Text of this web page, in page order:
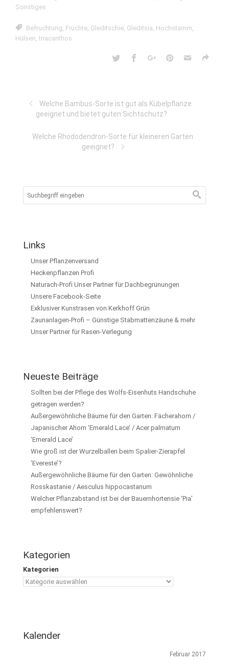
Sonstiges
Befruchtung, Früchte, Gleditschie, Gleditsia, Hochstamm,
Hülsen, triacanthos
Welche Bambus-Sorte ist gut als Kübelpflanze
geeignet und bietet guten Sichtschutz?
Welche Rhododendron-Sorte für kleineren Garten
geeignet?
Links
Unser Pflanzenversand
Heckenpflanzen Profi
Naturach-Profi Unser Partner für Dachbegrünungen
Unsere Facebook-Seite
Exklusiver Kunstrasen von Kerkhoff Grün
Zaunanlagen-Profi – Günstige Stabmattenzäune & mehr
Unser Partner für Rasen-Verlegung
Neueste Beiträge
Sollten bei der Pflege des Wolfs-Eisenhuts Handschuhe
getragen werden?
Außergewöhnliche Bäume für den Garten: Fächerahorn /
Japanischer Ahorn ‘Emerald Lace’ / Acer palmatum
‘Emerald Lace’
Wie groß ist der Wurzelballen beim Spalier-Zierapfel
‘Evereste’?
Außergewöhnliche Bäume für den Garten: Gewöhnliche
Rosskastanie / Aesculus hippocastanum
Welcher Pflanzabstand ist bei der Bauernhortensie ‘Pia’
empfehlenswert?
Kategorien
Kategorien
Kalender
Februar 2017